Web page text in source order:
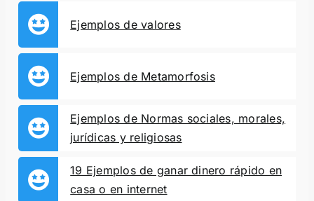
Ejemplos de valores
Ejemplos de Metamorfosis
Ejemplos de Normas sociales, morales,
jurídicas y religiosas
19 Ejemplos de ganar dinero rápido en
casa o en internet